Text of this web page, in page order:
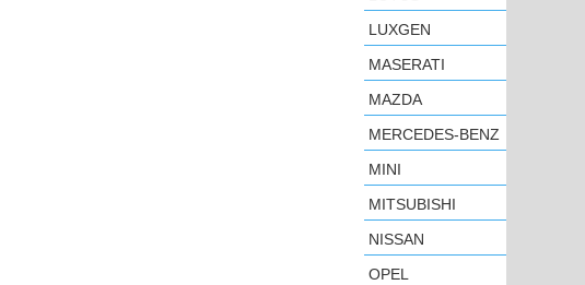
LUXGEN
MASERATI
MAZDA
MERCEDES-BENZ
MINI
MITSUBISHI
NISSAN
OPEL